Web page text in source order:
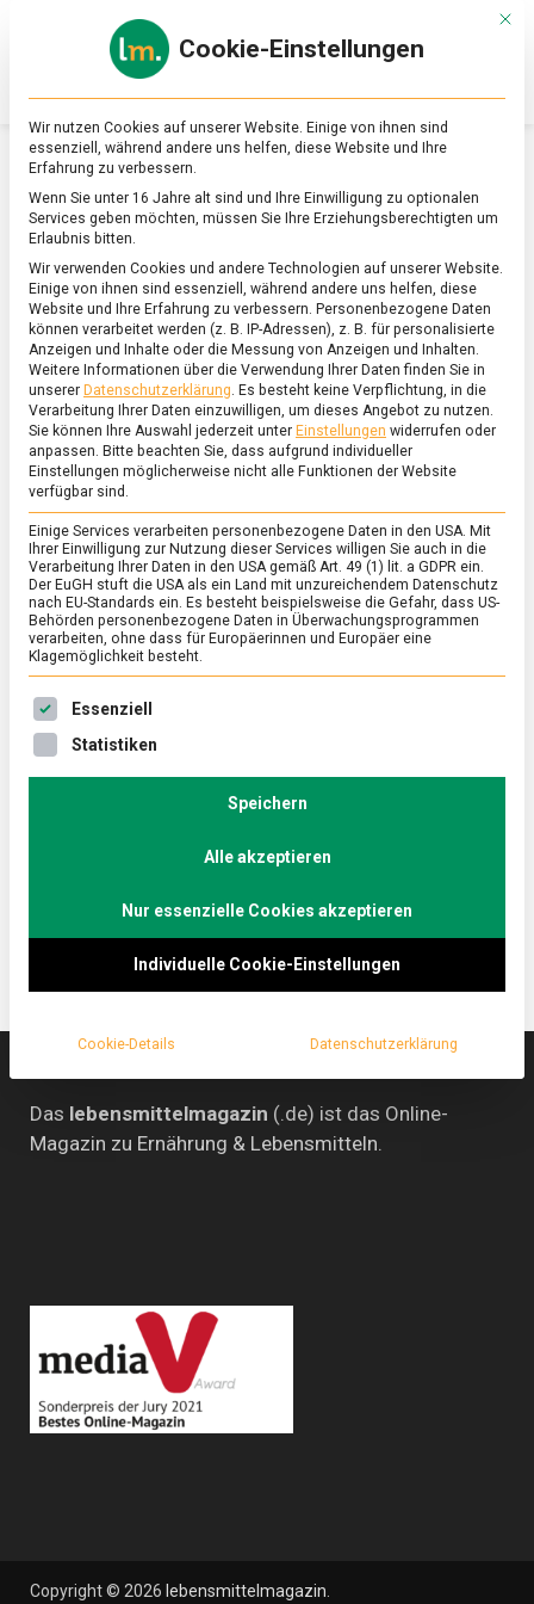
Online-
Magazin
zu
&
Ernährung
SCHLAGWORT:KNUSPERMÜSLI
ERNÄHRUNG & GESUNDHEIT /FEATURED
Haferflocken – Trendfood mit Tradition
24. Mai 2022 Johannes
Haferflocken
Ob kernig oder zartschmelzend, Haferflocken sind
ein hippes Lebensmittel – und das mit
denn je für ein gesundheits- und umweltbewusstes
Schleswig-Holstein zum Marktführer Peter Kölln
Das lebensmittelmagazin (.de) ist das Online-
Magazin zu Ernährung & Lebensmitteln.
Copyright © 2026 lebensmittelmagazin
Mit
Cookie-Einstellungen
Wir nutzen Cookies auf unserer Website. Einige von ihnen sind
essenziell, während andere uns helfen, diese Website und Ihre
Erfahrung zu verbessern.
Wenn Sie unter 16 Jahre alt sind und Ihre Einwilligung zu optionalen
Services geben möchten, müssen Sie Ihre Erziehungsberechtigten um
Erlaubnis bitten.
Wir verwenden Cookies und andere Technologien auf unserer Website.
Einige von ihnen sind essenziell, während andere uns helfen, diese
Website und Ihre Erfahrung zu verbessern. Personenbezogene Daten
können verarbeitet werden (z. B. IP-Adressen), z. B. für personalisierte
Anzeigen und Inhalte oder die Messung von Anzeigen und Inhalten.
Weitere Informationen über die Verwendung Ihrer Daten finden Sie in
unserer Datenschutzerklärung. Es besteht keine Verpflichtung, in die
Verarbeitung Ihrer Daten einzuwilligen, um dieses Angebot zu nutzen.
Sie können Ihre Auswahl jederzeit unter Einstellungen widerrufen oder
anpassen. Bitte beachten Sie, dass aufgrund individueller
Einstellungen möglicherweise nicht alle Funktionen der Website
verfügbar sind.
Einige Services verarbeiten personenbezogene Daten in den USA. Mit
Ihrer Einwilligung zur Nutzung dieser Services willigen Sie auch in die
Verarbeitung Ihrer Daten in den USA gemäß Art. 49 (1) lit. a GDPR ein.
Der EuGH stuft die USA als ein Land mit unzureichendem Datenschutz
nach EU-Standards ein. Es besteht beispielsweise die Gefahr, dass US-
Behörden personenbezogene Daten in Überwachungsprogrammen
verarbeiten, ohne dass für Europäerinnen und Europäer eine
Klagemöglichkeit besteht.
Es folgt eine Liste der Service-Gruppen, für die eine
Essenziell
Statistiken
Speichern
Alle akzeptieren
Nur essenzielle Cookies akzeptieren
Individuelle Cookie-Einstellungen
Cookie-Details Datenschutzerklärung